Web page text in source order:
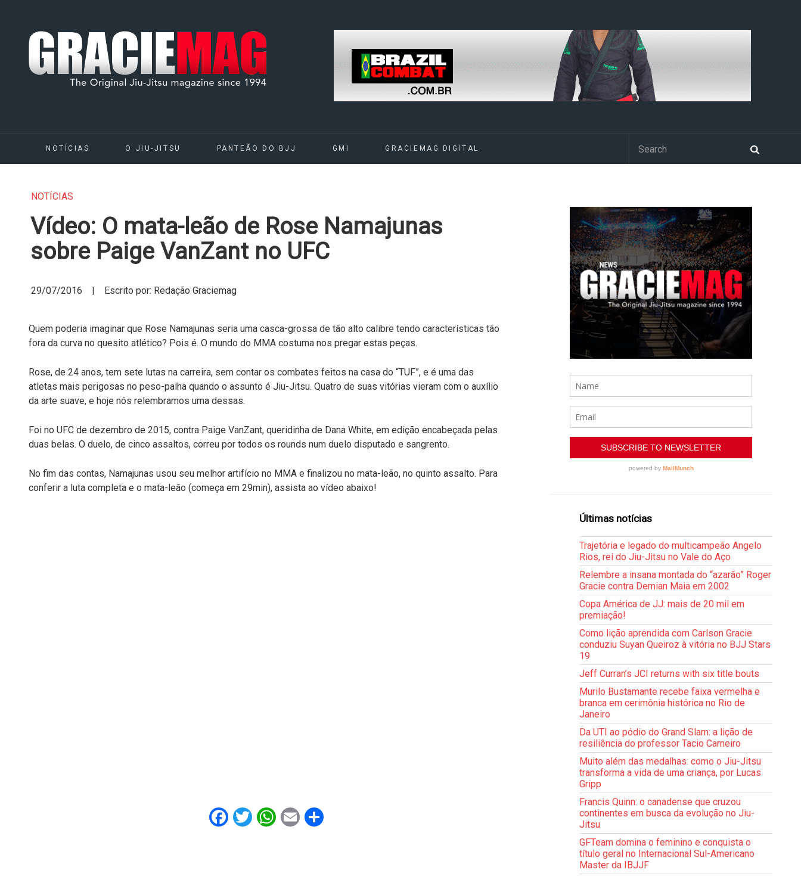
NOTÍCIAS O JIU-JITSU PANTEÃO DO BJJ GMI GRACIEMAG DIGITAL
NOTÍCIAS
Vídeo: O mata-leão de Rose Namajunas
sobre Paige VanZant no UFC
29/07/2016 | Escrito por: Redação Graciemag
Quem poderia imaginar que Rose Namajunas seria uma casca-grossa de tão alto calibre tendo características tão
fora da curva no quesito atlético? Pois é. O mundo do MMA costuma nos pregar estas peças.
Rose, de 24 anos, tem sete lutas na carreira, sem contar os combates feitos na casa do “TUF”, e é uma das
atletas mais perigosas no peso-palha quando o assunto é Jiu-Jitsu. Quatro de suas vitórias vieram com o auxílio
da arte suave, e hoje nós relembramos uma dessas.
Foi no UFC de dezembro de 2015, contra Paige VanZant, queridinha de Dana White, em edição encabeçada pelas
duas belas. O duelo, de cinco assaltos, correu por todos os rounds num duelo disputado e sangrento.
No fim das contas, Namajunas usou seu melhor artifício no MMA e finalizou no mata-leão, no quinto assalto. Para
conferir a luta completa e o mata-leão (começa em 29min), assista ao vídeo abaixo!
Facebook
Twitter
WhatsApp
Email
Últimas notícias
Trajetória e legado do multicampeão Angelo
Rios, rei do Jiu-Jitsu no Vale do Aço
Relembre a insana montada do “azarão” Roger
Gracie contra Demian Maia em 2002
Copa América de JJ: mais de 20 mil em
premiação!
Como lição aprendida com Carlson Gracie
conduziu Suyan Queiroz à vitória no BJJ Stars
19
Jeff Curran’s JCI returns with six title bouts
Murilo Bustamante recebe faixa vermelha e
branca em cerimônia histórica no Rio de
Janeiro
Da UTI ao pódio do Grand Slam: a lição de
resiliência do professor Tacio Carneiro
Muito além das medalhas: como o Jiu-Jitsu
transforma a vida de uma criança, por Lucas
Gripp
Francis Quinn: o canadense que cruzou
continentes em busca da evolução no Jiu-
Jitsu
GFTeam domina o feminino e conquista o
título geral no Internacional Sul-Americano
Master da IBJJF